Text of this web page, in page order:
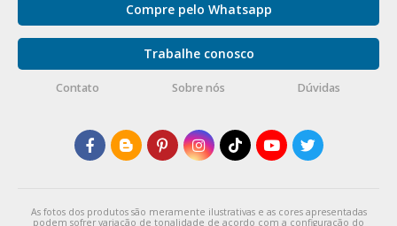
Compre pelo Whatsapp
Trabalhe conosco
Contato Sobre nós Dúvidas
As fotos dos produtos são meramente ilustrativas e as cores apresentadas
podem sofrer variação de tonalidade de acordo com a configuração do